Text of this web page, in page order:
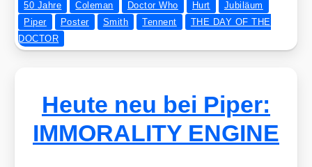
50 Jahre Coleman Doctor Who Hurt
Jubiläum
Piper
Poster Smith Tennent
THE DAY OF THE
DOCTOR
Heute neu bei Piper:
IMMORALITY ENGINE